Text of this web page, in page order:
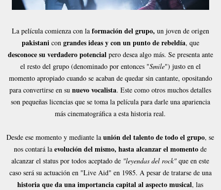
La película comienza con la formación del grupo, un joven de origen
pakistani con grandes ideas y con un punto de rebeldía, que
desconoce su verdadero potencial pero desea algo más. Se presenta ante
el resto del grupo (denominado por entonces "Smile") justo en el
momento apropiado cuando se acaban de quedar sin cantante, opositando
para convertirse en sunuevo vocalista. Este como otros muchos detalles
son pequeñas licencias que se toma la película para darle una apariencia
más cinematográfica a esta historia real.
Desde ese momento y mediante launión del talento de todo el grupo, se
nos contará laevolución del mismo, hasta alcanzar el momentode
alcanzar el status por todos aceptado de "leyendas del rock"que en este
caso será su actuación en "Live Aid" en 1985. A pesar de tratarse de una
historia que da una importancia capital al aspecto musical, las